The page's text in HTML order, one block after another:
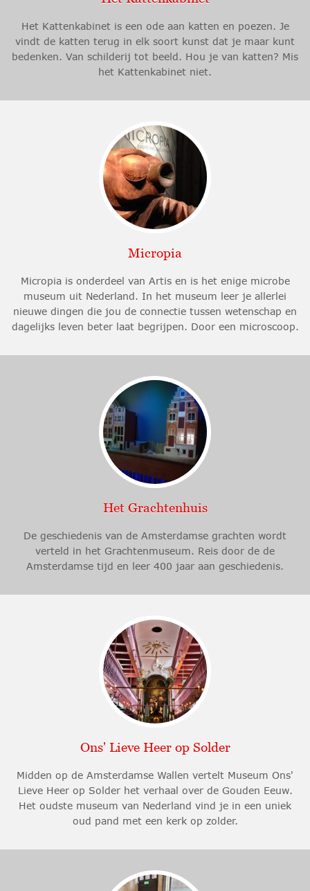
Het Kattenkabinet is een ode aan katten en poezen. Je
vindt de katten terug in elk soort kunst dat je maar kunt
bedenken. Van schilderij tot beeld. Hou je van katten? Mis
het Kattenkabinet niet.
Micropia
Micropia is onderdeel van Artis en is het enige microbe
museum uit Nederland. In het museum leer je allerlei
nieuwe dingen die jou de connectie tussen wetenschap en
dagelijks leven beter laat begrijpen. Door een microscoop.
Het Grachtenhuis
De geschiedenis van de Amsterdamse grachten wordt
verteld in het Grachtenmuseum. Reis door de de
Amsterdamse tijd en leer 400 jaar aan geschiedenis.
Ons' Lieve Heer op Solder
Midden op de Amsterdamse Wallen vertelt Museum Ons'
Lieve Heer op Solder het verhaal over de Gouden Eeuw.
Het oudste museum van Nederland vind je in een uniek
oud pand met een kerk op zolder.